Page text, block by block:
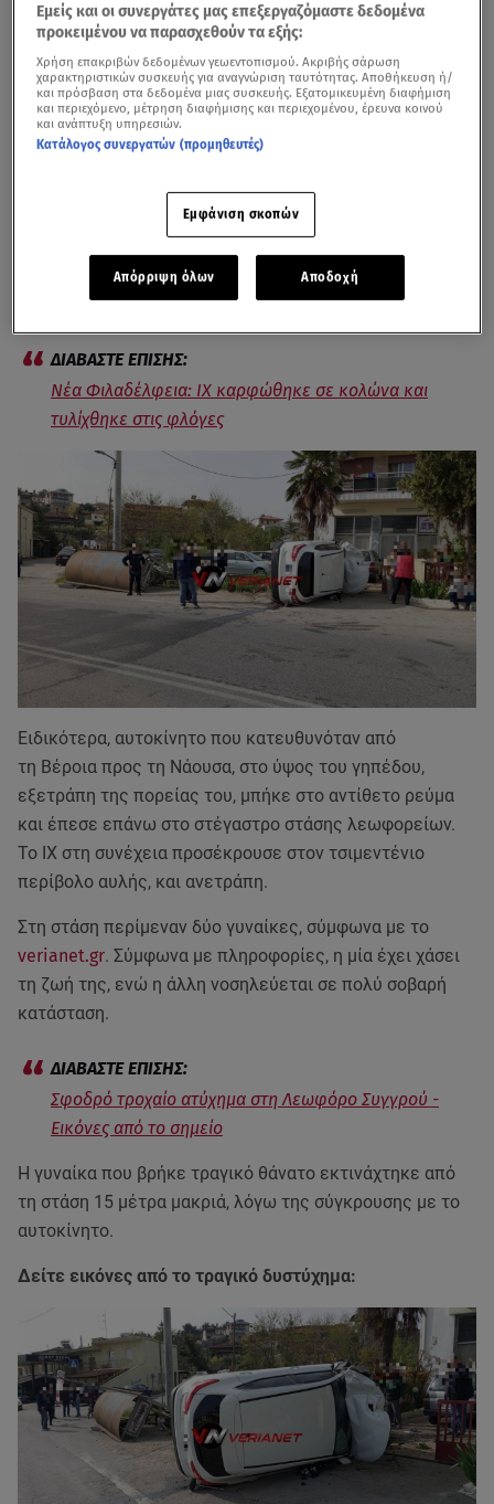
Απριλίου στην Πατρίδα Βέροιας, με μία γυναίκα νεκρή
και άλλη μία σοβαρά τραυματισμένη.
Νέα Φιλαδέλφεια: ΙΧ καρφώθηκε σε κολώνα και
τυλίχθηκε στις φλόγες
Ειδικότερα, αυτοκίνητο που κατευθυνόταν από
τη Βέροια προς τη Νάουσα, στο ύψος του γηπέδου,
εξετράπη της πορείας του, μπήκε στο αντίθετο ρεύμα
και έπεσε επάνω στο στέγαστρο στάσης λεωφορείων.
Το ΙΧ στη συνέχεια προσέκρουσε στον τσιμεντένιο
περίβολο αυλής, και ανετράπη.
Στη στάση περίμεναν δύο γυναίκες, σύμφωνα με το
verianet.gr. Σύμφωνα με πληροφορίες, η μία έχει χάσει
τη ζωή της, ενώ η άλλη νοσηλεύεται σε πολύ σοβαρή
κατάσταση.
Σφοδρό τροχαίο ατύχημα στη Λεωφόρο Συγγρού -
Εικόνες από το σημείο
Η γυναίκα που βρήκε τραγικό θάνατο εκτινάχτηκε από
τη στάση 15 μέτρα μακριά, λόγω της σύγκρουσης με το
αυτοκίνητο.
Δείτε εικόνες από το τραγικό δυστύχημα:
Εμείς και οι συνεργάτες μας επεξεργαζόμαστε δεδομένα
προκειμένου να παρασχεθούν τα εξής:
Χρήση επακριβών δεδομένων γεωεντοπισμού. Ακριβής σάρωση
χαρακτηριστικών συσκευής για αναγνώριση ταυτότητας. Αποθήκευση ή/
και πρόσβαση στα δεδομένα μιας συσκευής. Εξατομικευμένη διαφήμιση
και περιεχόμενο, μέτρηση διαφήμισης και περιεχομένου, έρευνα κοινού
και ανάπτυξη υπηρεσιών.
Κατάλογος συνεργατών (προμηθευτές)
Εμφάνιση σκοπών
Απόρριψη όλων Αποδοχή